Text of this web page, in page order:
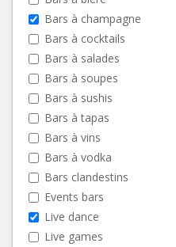
Bars à champagne
Bars à cocktails
Bars à salades
Bars à soupes
Bars à sushis
Bars à tapas
Bars à vins
Bars à vodka
Bars clandestins
Events bars
Live dance
Live games